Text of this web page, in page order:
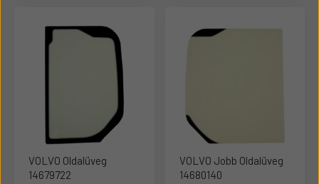
VOLVO Oldalüveg
14679722
VOLVO Jobb Oldalüveg
14680140